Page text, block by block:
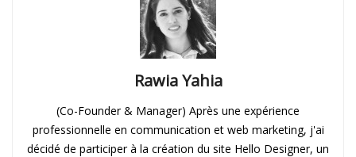
Rawia Yahia
(Co-Founder & Manager) Après une expérience
professionnelle en communication et web marketing, j'ai
décidé de participer à la création du site Hello Designer, un